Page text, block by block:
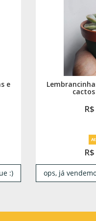
e
:) ops, já